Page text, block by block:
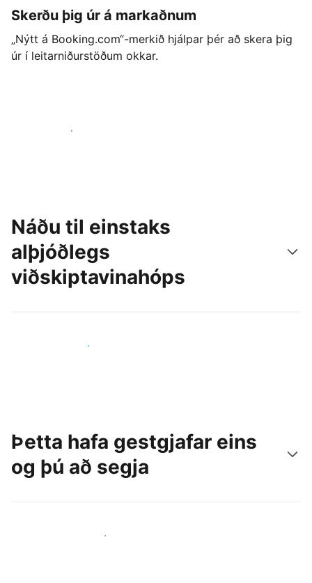
Skerðu þig úr á markaðnum
„Nýtt á Booking.com“-merkið hjálpar þér að skera þig
úr í leitarniðurstöðum okkar.
Byrjaðu strax í dag
Náðu til einstaks
alþjóðlegs
viðskiptavinahóps
Náðu til nýrra gesta í dag
Þetta hafa gestgjafar eins
og þú að segja
Ganga til liðs við aðra gestgjafa